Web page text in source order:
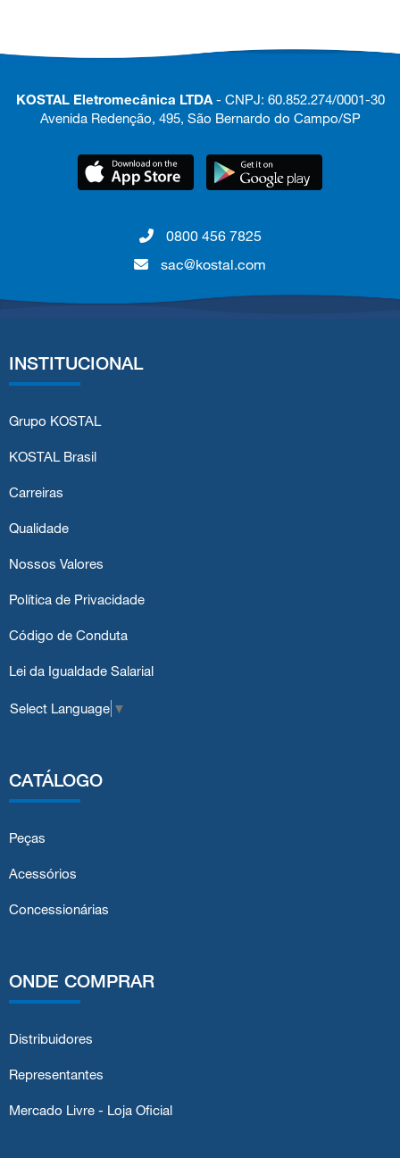
KOSTAL Eletromecânica LTDA- CNPJ: 60.852.274/0001-30
Avenida Redenção, 495, São Bernardo do Campo/SP
0800 456 7825
sac@kostal.com
INSTITUCIONAL
Grupo KOSTAL
KOSTAL Brasil
Carreiras
Qualidade
Nossos Valores
Política de Privacidade
Código de Conduta
Lei da Igualdade Salarial
Select Language ▼
CATÁLOGO
Peças
Acessórios
Concessionárias
ONDE COMPRAR
Distribuidores
Representantes
Mercado Livre - Loja Oficial